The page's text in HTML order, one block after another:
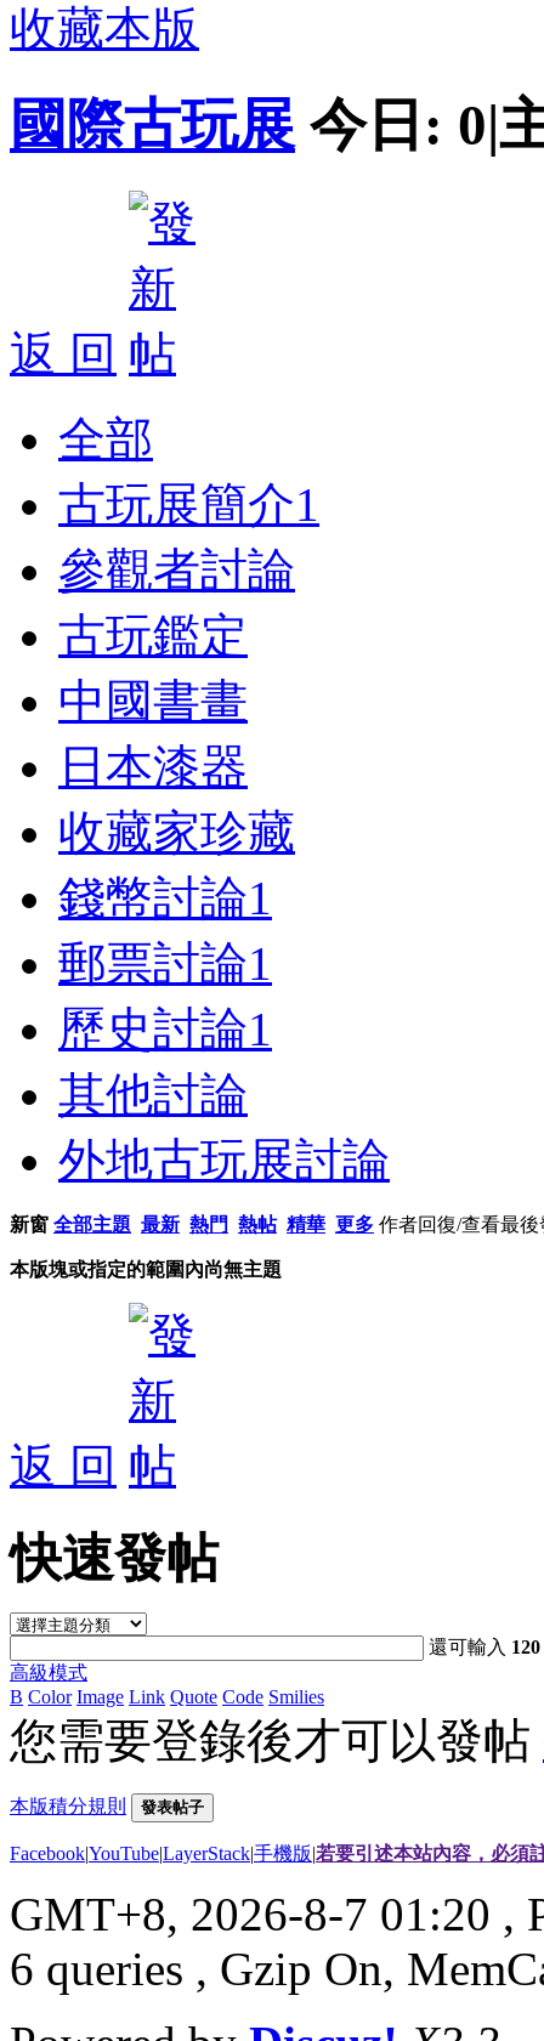
收藏本版
國際古玩展 今日: 0|
返 回
全部
古玩展簡介1
參觀者討論
古玩鑑定
中國書畫
日本漆器
收藏家珍藏
錢幣討論1
郵票討論1
歷史討論1
其他討論
外地古玩展討論
新窗 全部主題 最新 熱門 熱帖 精華 更多 作者回復/查看最後
本版塊或指定的範圍內尚無主題
返 回
快速發帖
還可輸入 120
高級模式
B Color Image Link Quote Code Smilies
您需要登錄後才可以發帖
本版積分規則 發表帖子
Facebook|YouTube|LayerStack|手機版|若要引述本站內容，必須
GMT+8, 2026-8-7 01:20 ,
6 queries , Gzip On,